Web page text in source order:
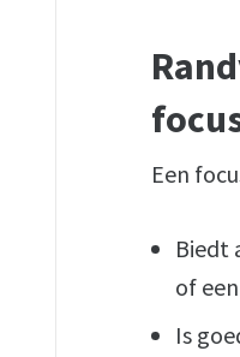
Een
Biedt
of
Is